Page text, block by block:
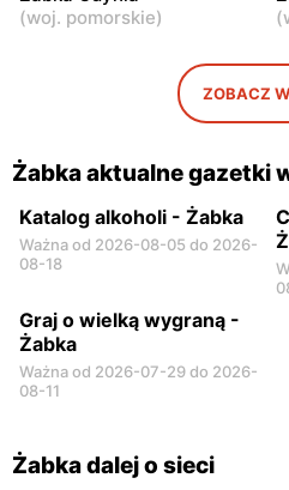
Warszawa, ul. Chmielna 11
(woj. pomorskie)
(
ZOBACZ
Żabka aktualne gazetki
Katalog alkoholi - Żabka
Ważna od 2026-08-05 do 2026-
08-18
Graj o wielką wygraną -
Żabka
Ważna od 2026-07-29 do 2026-
08-11
Żabka dalej o sieci